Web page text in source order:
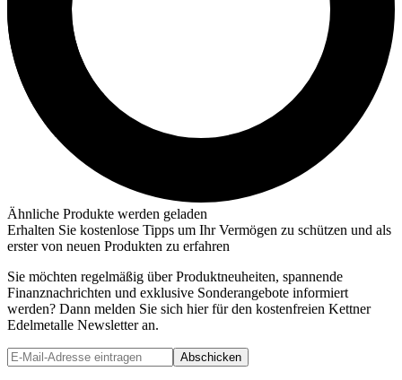
Ähnliche Produkte werden geladen
Erhalten Sie kostenlose Tipps um Ihr Vermögen zu schützen und als
erster von neuen Produkten zu erfahren
Sie möchten regelmäßig über Produktneuheiten, spannende
Finanznachrichten und exklusive Sonderangebote informiert
werden? Dann melden Sie sich hier für den kostenfreien Kettner
Edelmetalle Newsletter an.
Abschicken